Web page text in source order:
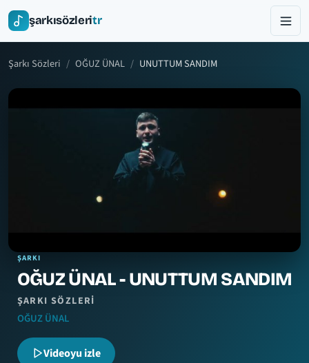
şarkısözleritr
Şarkı Sözleri OĞUZ ÜNAL UNUTTUM SANDIM
ŞARKI
OĞUZ ÜNAL - UNUTTUM SANDIM
ŞARKI SÖZLERI
OĞUZ ÜNAL
Videoyu izle